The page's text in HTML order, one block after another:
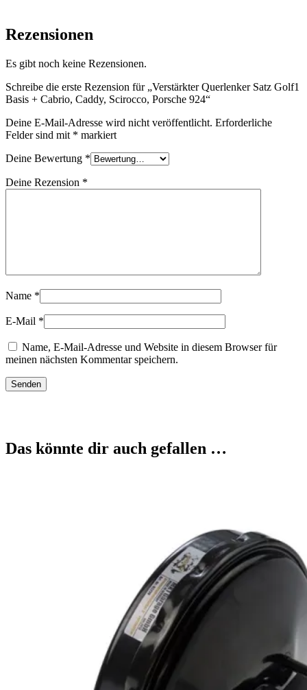
Rezensionen
Es gibt noch keine Rezensionen.
Schreibe die erste Rezension für „Verstärkter Querlenker Satz Golf1
Basis + Cabrio, Caddy, Scirocco, Porsche 924“
Deine E-Mail-Adresse wird nicht veröffentlicht. Erforderliche
Felder sind mit * markiert
Deine Bewertung *
Deine Rezension *
Name *
E-Mail *
Name, E-Mail-Adresse und Website in diesem Browser für
meinen nächsten Kommentar speichern.
Das könnte dir auch gefallen …